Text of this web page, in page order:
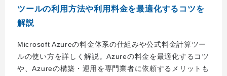
ツールの利用方法や利用料金を最適化するコツを
解説
Microsoft Azureの料金体系の仕組みや公式料金計算ツー
ルの使い方を詳しく解説。Azureの料金を最適化するコツ
や、Azureの構築・運用を専門業者に依頼するメリットも